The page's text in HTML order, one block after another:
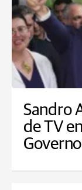
Sandro
de TV